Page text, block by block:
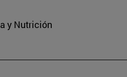
y Nutrición